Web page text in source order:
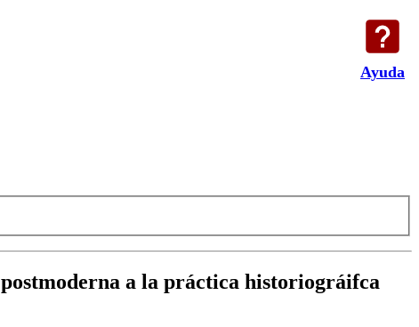
Ayuda
a la práctica historiográifca